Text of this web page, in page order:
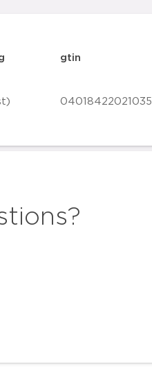
gtin
04018422021035